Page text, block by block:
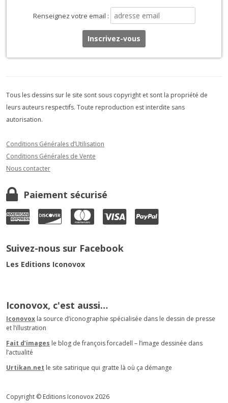
Renseignez votre email :
Tous les dessins sur le site sont sous copyright et sont la propriété de
leurs auteurs respectifs. Toute reproduction est interdite sans
autorisation.
Conditions Générales d’Utilisation
Conditions Générales de Vente
Nous contacter
Paiement sécurisé
Suivez-nous sur Facebook
Les Editions Iconovox
Iconovox, c'est aussi…
Iconovox la source d’iconographie spécialisée dans le dessin de presse
et l’illustration
Fait d’images le blog de françois forcadell – l’image dessinée dans
l’actualité
Urtikan.net le site satirique qui gratte là où ça démange
Copyright © Editions Iconovox 2026